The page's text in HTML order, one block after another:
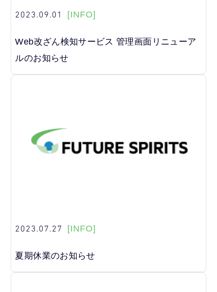
2023.09.01 [INFO]
Web改ざん検知サービス 管理画面リニューア
ルのお知らせ
2023.07.27 [INFO]
夏期休業のお知らせ